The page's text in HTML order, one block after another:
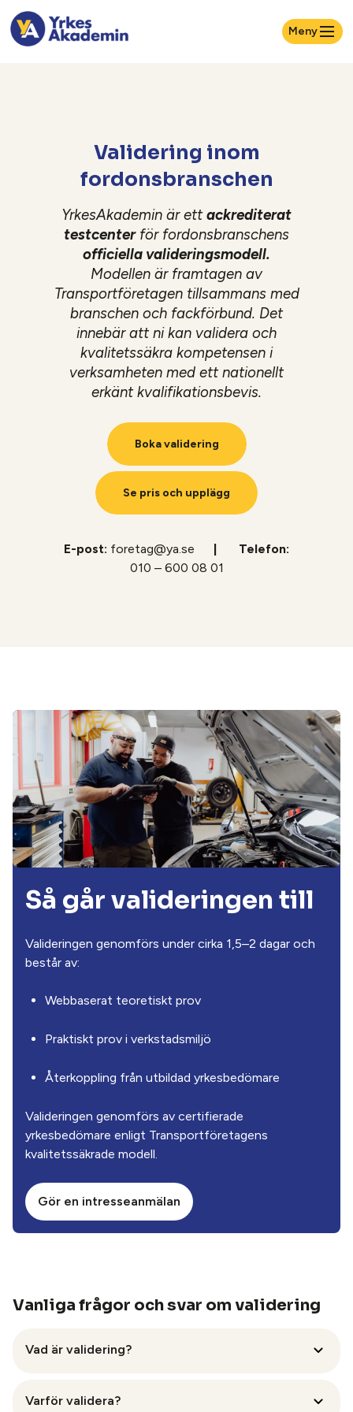
Meny
Validering inom
fordonsbranschen
YrkesAkademin är ettackrediterat
testcenterför fordonsbranschens
officiella valideringsmodell.
Modellen är framtagen av
Transportföretagen tillsammans med
branschen och fackförbund. Det
innebär att ni kan validera och
kvalitetssäkra kompetensen i
verksamheten med ett nationellt
erkänt kvalifikationsbevis.
Boka validering
Se pris och upplägg
E-post: foretag@ya.se
| Telefon:
010 – 600 08 01
Så går valideringen till
Valideringen genomförs under cirka 1,5–2 dagar och
består av:
Webbaserat teoretiskt prov
Praktiskt prov i verkstadsmiljö
Återkoppling från utbildad yrkesbedömare
Valideringen genomförs av certifierade
yrkesbedömare enligt Transportföretagens
kvalitetssäkrade modell.
Gör en intresseanmälan
Vanliga frågor och svar om validering
Vad är validering?
Validering innebär att en medarbetare får visa sina
Varför validera?